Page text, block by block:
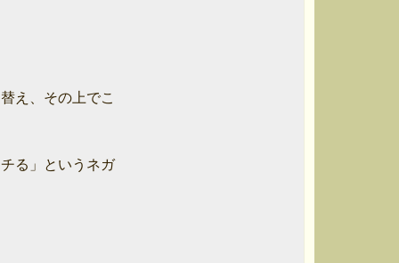
え、その上でこ
る」というネガ